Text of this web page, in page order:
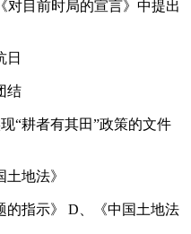
对目前时局的宣言》中提出
日
结
“耕者有其田”政策的文件
地法》
的指示》 D、《中国土地法